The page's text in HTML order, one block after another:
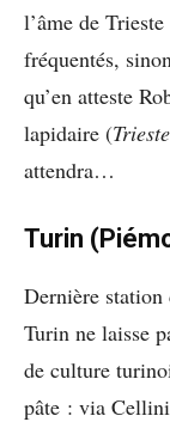
l’âme de
fréquentés,
qu’en atteste
lapidaire (Trieste
attendra…
Turin
Dernière
Turin ne laisse
de culture
pâte : via